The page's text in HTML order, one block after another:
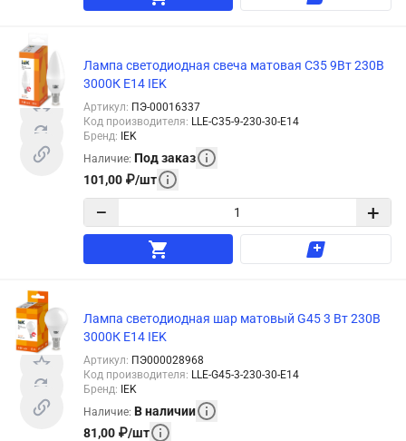
Лампа светодиодная свеча матовая C35 9Вт 230В
3000К E14 IEK
Артикул: ПЭ-00016337
Код производителя: LLE-C35-9-230-30-E14
Бренд:
IEK
Наличие: Под заказ
101,00 ₽/шт
− +
Лампа светодиодная шар матовый G45 3 Вт 230В
3000К E14 IEK
Артикул: ПЭ000028968
Код производителя: LLE-G45-3-230-30-E14
Бренд:
IEK
Наличие: В наличии
81,00 ₽/шт